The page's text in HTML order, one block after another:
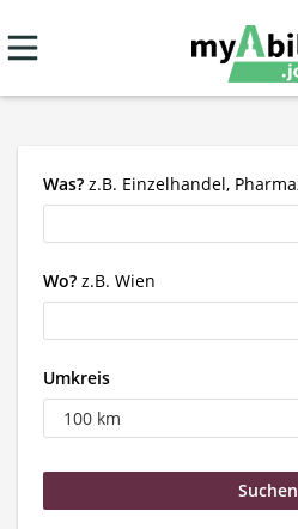
Was? z.B. Einzelhandel,
Wo? z.B. Wien
Umkreis